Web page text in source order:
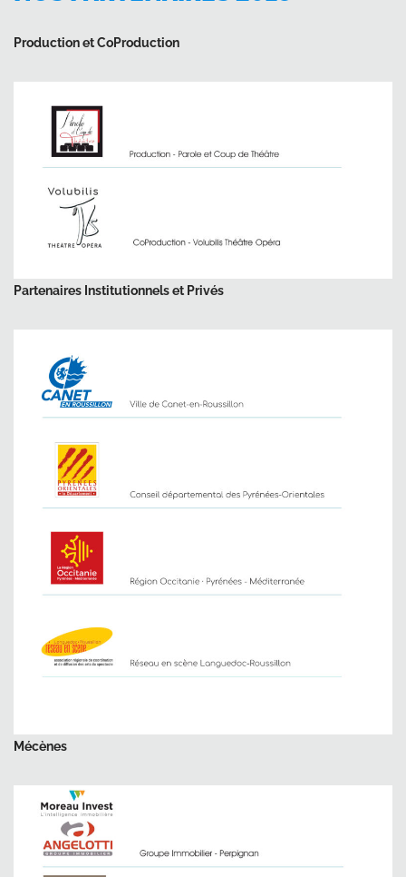
Production et CoProduction
Partenaires Institutionnels et Privés
Mécènes